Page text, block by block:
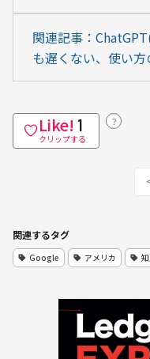
関連記事：
も遅くない、使い
Like! 1
クリップする
？
関連するタグ
Google アメリカ